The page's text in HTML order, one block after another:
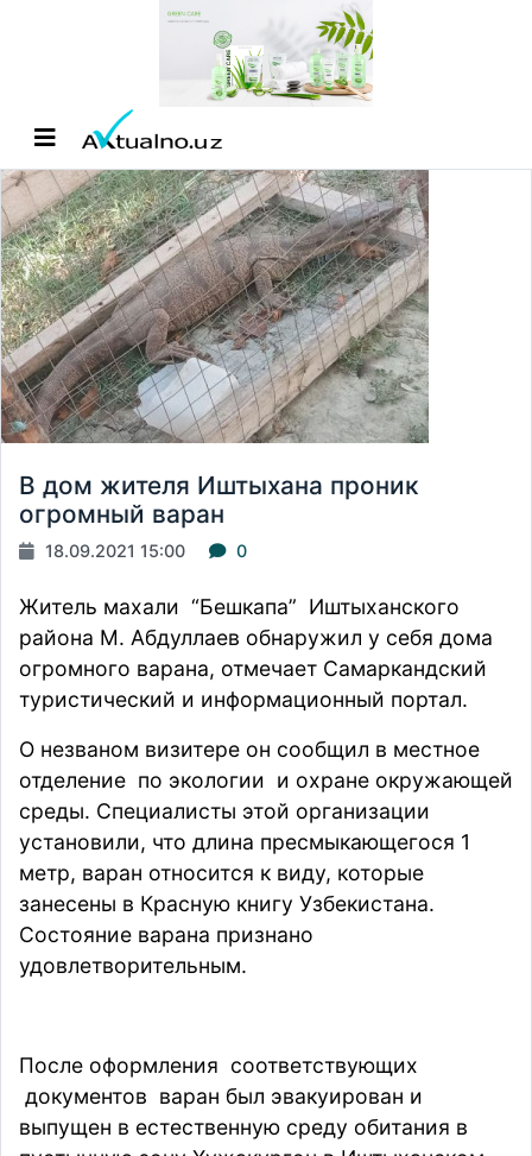
В дом жителя Иштыхана проник
огромный варан
18.09.2021 15:00 0
Житель махали “Бешкапа” Иштыханского
района М. Абдуллаев обнаружил у себя дома
огромного варана, отмечает Самаркандский
туристический и информационный портал.
О незваном визитере он сообщил в местное
отделение по экологии и охране окружающей
среды. Специалисты этой организации
установили, что длина пресмыкающегося 1
метр, варан относится к виду, которые
занесены в Красную книгу Узбекистана.
Состояние варана признано
удовлетворительным.
После оформления соответствующих
документов варан был эвакуирован и
выпущен в естественную среду обитания в